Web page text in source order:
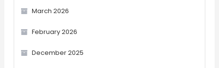
March 2026
February 2026
December 2025